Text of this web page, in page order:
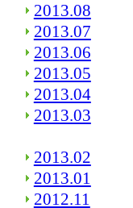
2013.08
2013.07
2013.06
2013.05
2013.04
2013.03
2013.02
2013.01
2012.11